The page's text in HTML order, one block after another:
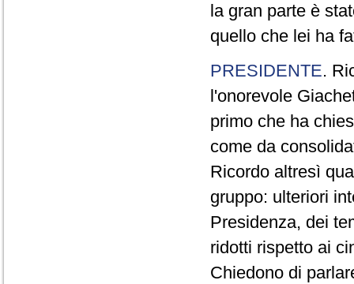
la gran parte è
quello che lei ha
PRESIDENTE.
l'onorevole
primo che ha
come da
Ricordo altresì
gruppo: ulteriori
Presidenza, dei
ridotti rispetto ai
Chiedono di